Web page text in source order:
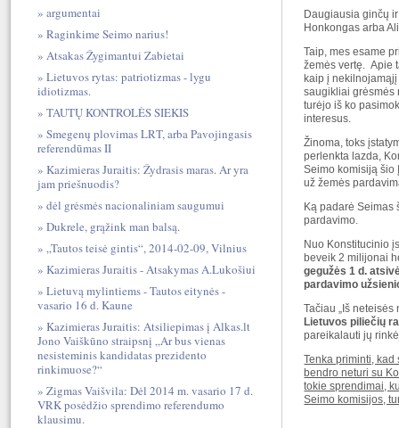
Daugiausia ginčų
Honkongas arba
Taip, mes esame
žemės vertę. Apie
kaip į
saugikliai grėsmės
turėjo iš ko
interesus.
Žinoma, toks
perlenkta lazda,
Seimo komisiją šio
už žemės
Ką padarė
pardavimo.
Nuo Konstitucinio
beveik 2 milijonai
gegužės 1 d.
pardavimo
Tačiau „Iš
Lietuvos piliečių
pareikalauti jų
Tenka priminti,
bendro neturi su
tokie sprendimai,
Seimo komisijos,
argumentai
Raginkime Seimo narius!
Atsakas Žygimantui Zabietai
Lietuvos rytas: patriotizmas - lygu
idiotizmas.
TAUTŲ KONTROLĖS SIEKIS
Smegenų plovimas LRT, arba Pavojingasis
referendūmas II
Kazimieras Juraitis: Žydrasis maras. Ar yra
jam priešnuodis?
dėl grėsmės nacionaliniam saugumui
Dukrele, grąžink man balsą.
„Tautos teisė gintis“, 2014-02-09, Vilnius
Kazimieras Juraitis - Atsakymas A.Lukošiui
Lietuvą mylintiems - Tautos eitynės -
vasario 16 d. Kaune
Kazimieras Juraitis: Atsiliepimas į Alkas.lt
Jono Vaiškūno straipsnį „Ar bus vienas
nesisteminis kandidatas prezidento
rinkimuose?“
Zigmas Vaišvila: Dėl 2014 m. vasario 17 d.
VRK posėdžio sprendimo referendumo
klausimu.